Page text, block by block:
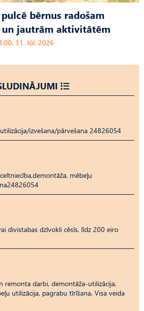
bērnus radošam
jautrām aktivitātēm
31. Jūl, 2026
izvešana/pārvešana 24826054
mēbeļu
divistabas dzīvokli cēsīs, līdz 200 eiro
remonta darbi, demontāža-utilizācija,
utilizācija, pagrabu tīrīšana. Visa veida